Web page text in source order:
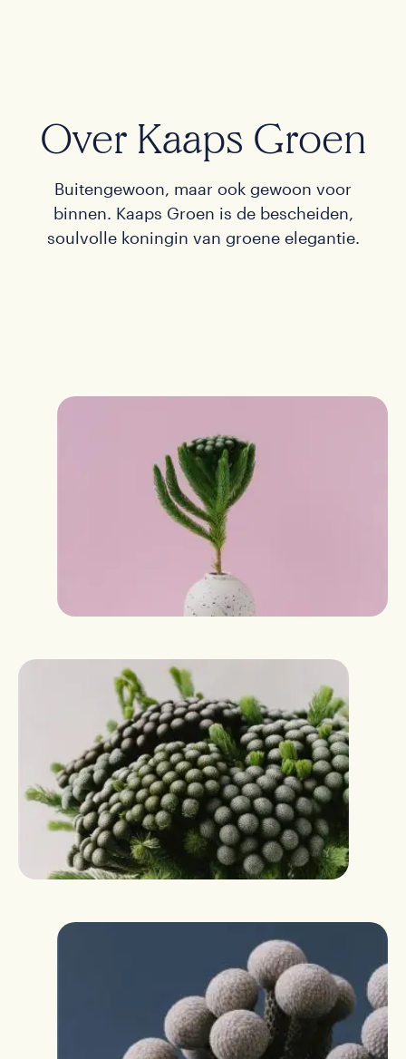
EN
Over Kaaps Groen
Buitengewoon, maar ook gewoon voor
binnen. Kaaps Groen is de bescheiden,
soulvolle koningin van groene elegantie.